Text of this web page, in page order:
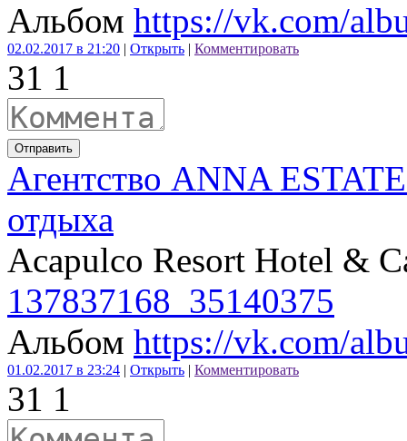
Альбом https://vk.com/
02.02.2017 в 21:20 | Открыть | Комментировать
31 1
Отправить
Агентство ANNA
отдыха
Acapulco Resort Hotel &
137837168_35140375
Альбом https://vk.com/
01.02.2017 в 23:24 | Открыть | Комментировать
31 1